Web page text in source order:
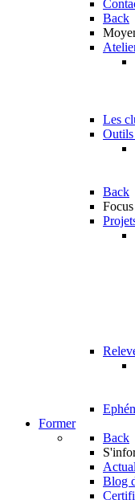
Back
Les
Outils
Back
Focus
Former
Back
Blog